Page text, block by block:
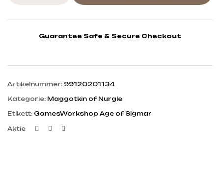
Guarantee Safe & Secure Checkout
Artikelnummer: 99120201134
Kategorie: Maggotkin of Nurgle
Etikett: GamesWorkshop Age of Sigmar
Aktie Facebook
Twitter